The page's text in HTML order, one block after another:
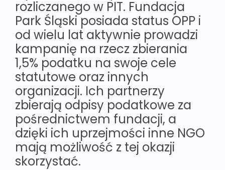
rozliczanego w PIT. Fundacja
Park Śląski posiada status OPP i
od wielu lat aktywnie prowadzi
kampanię na rzecz zbierania
1,5% podatku na swoje cele
statutowe oraz innych
organizacji. Ich partnerzy
zbierają odpisy podatkowe za
pośrednictwem fundacji, a
dzięki ich uprzejmości inne NGO
mają możliwość z tej okazji
skorzystać.